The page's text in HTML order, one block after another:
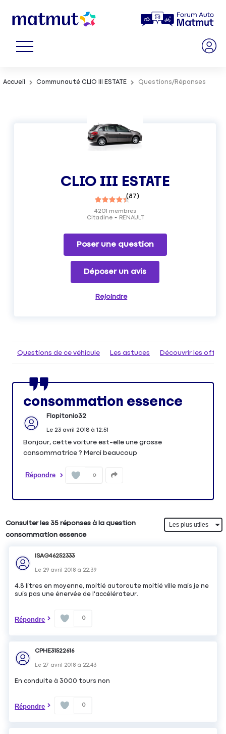
Accueil Communauté CLIO III ESTATE Questions/Réponses
CLIO III ESTATE
(87)
Citadine RENAULT
4201 membres
Poser une question
Déposer un avis
Rejoindre
Questions de ce véhicule Les astuces Découvrir les
consommation essence
Flopitonio32
Le 23 avril 2018à 12:51
Bonjour, cette voiture est-elle une grosse
consommatrice ? Merci beaucoup
Répondre 0
Consulter les 35 réponses à la question
consommation essence
ISAG46252333
Le 29 avril 2018 à 22:39
4.8 litres en moyenne, moitié autoroute moitié ville mais je ne
suis pas une énervée de l'accélérateur.
Répondre 0
CPHE31522616
Le 27 avril 2018 à 22:43
En conduite à 3000 tours non
Répondre 0